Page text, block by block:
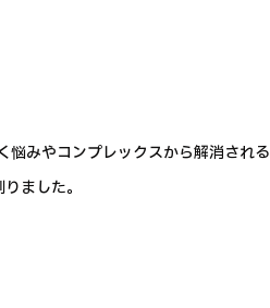
みやコンプレックスから解消される
ました。